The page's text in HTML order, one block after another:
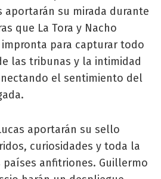
aportarán su mirada durante
que La Tora y Nacho
para capturar todo
las tribunas y la intimidad
el sentimiento del
aportarán su sello
curiosidades y toda la
anfitriones. Guillermo